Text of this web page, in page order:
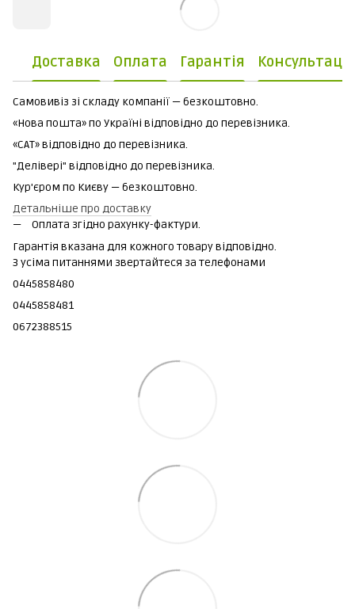
Доставка Оплата Гарантія
Самовивіз зі складу компанії — безкоштовно.
«Нова пошта» по Україні відповідно до перевізника.
«САТ» відповідно до перевізника.
"Делівері" відповідно до перевізника.
Кур'єром по Києву — безкоштовно.
Детальніше про доставку
Оплата згідно рахунку-фактури.
Гарантія вказана для кожного товару відповідно.
З усіма питаннями звертайтеся за телефонами
0445858480
0445858481
0672388515